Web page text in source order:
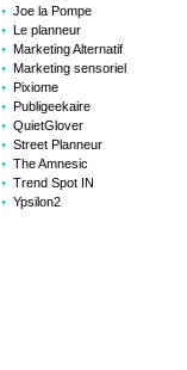
Joe la Pompe
Le planneur
Marketing Alternatif
Marketing sensoriel
Pixiome
Publigeekaire
QuietGlover
Street Planneur
The Amnesic
Trend Spot IN
Ypsilon2